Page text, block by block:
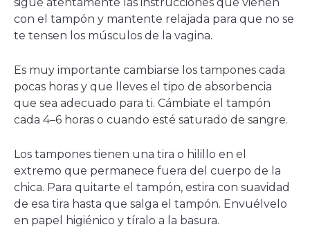
con el tampón y mantente relajada para que no se
te tensen los músculos de la vagina.
Es muy importante cambiarse los tampones cada
pocas horas y que lleves el tipo de absorbencia
que sea adecuado para ti. Cámbiate el tampón
cada 4–6 horas o cuando esté saturado de sangre.
Los tampones tienen una tira o hilillo en el
extremo que permanece fuera del cuerpo de la
chica. Para quitarte el tampón, estira con suavidad
de esa tira hasta que salga el tampón. Envuélvelo
en papel higiénico y tíralo a la basura.